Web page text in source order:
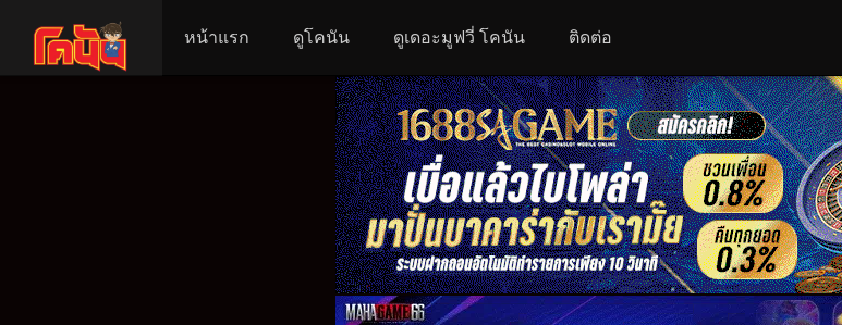
หน้าแรก ดูโคนัน ดูเดอะมูฟวี่ โคนัน ติดต่อ